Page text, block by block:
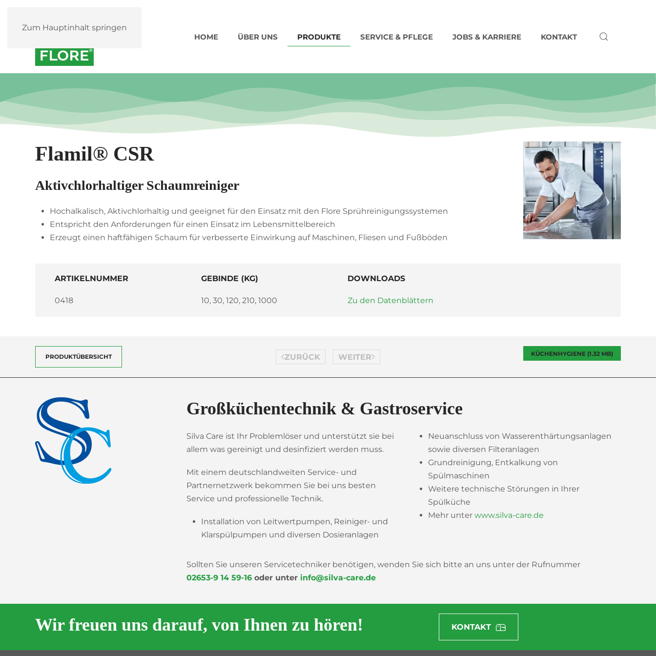
Zum Hauptinhalt springen
HOME
ÜBER UNS PRODUKTE SERVICE & PFLEGE JOBS & KARRIERE KONTAKT
Flamil® CSR
Aktivchlorhaltiger Schaumreiniger
Hochalkalisch, Aktivchlorhaltig und geeignet für den Einsatz mit den Flore Sprühreinigungssystemen
Entspricht den Anforderungen für einen Einsatz im Lebensmittelbereich
Erzeugt einen haftfähigen Schaum für verbesserte Einwirkung auf Maschinen, Fliesen und Fußböden
ARTIKELNUMMER
0418
GEBINDE (KG)
10, 30, 120, 210, 1000
DOWNLOADS
Zu den Datenblättern
PRODUKTÜBERSICHT ZURÜCK WEITER KÜCHENHYGIENE (1.32 MB)
Großküchentechnik & Gastroservice
Silva Care ist Ihr Problemlöser und unterstützt sie bei
allem was gereinigt und desinfiziert werden muss.
Mit einem deutschlandweiten Service- und
Partnernetzwerk bekommen Sie bei uns besten
Service und professionelle Technik.
Installation von Leitwertpumpen, Reiniger- und
Klarspülpumpen und diversen Dosieranlagen
Neuanschluss von Wasserenthärtungsanlagen
sowie diversen Filteranlagen
Grundreinigung, Entkalkung von
Spülmaschinen
Weitere technische Störungen in Ihrer
Spülküche
Mehr unter www.silva-care.de
Sollten Sie unseren Servicetechniker benötigen, wenden Sie sich bitte an uns unter der Rufnummer
02653-9 14 59-16 oder unter info@silva-care.de
Wir freuen uns darauf, von Ihnen zu hören! KONTAKT